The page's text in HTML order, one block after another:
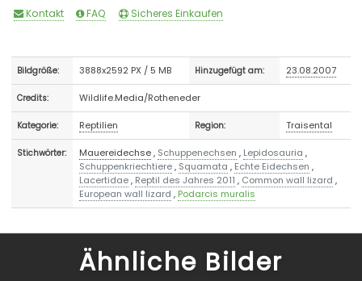
Kontakt FAQ Sicheres Einkaufen
Bildgröße: 3888x2592 PX / 5 MB Hinzugefügt am: 23.08.2007
Credits: Wildlife.Media/Rotheneder
Kategorie: Reptilien Region: Traisental
Stichwörter: Mauereidechse, Schuppenechsen , Lepidosauria ,
Schuppenkriechtiere, Squamata , Echte Eidechsen ,
Lacertidae, Reptil des Jahres 2011 , Common wall lizard ,
European wall lizard , Podarcis muralis
Ähnliche Bilder